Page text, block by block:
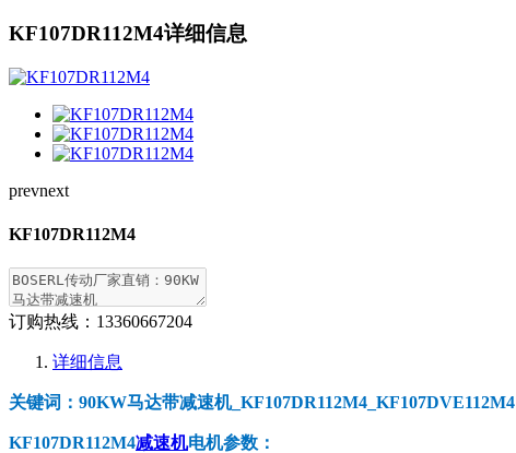
KF107DR112M4详细信息
prevnext
KF107DR112M4
订购热线： 13360667204
详细信息
关键词：90KW马达带减速机_KF107DR112M4_KF107DVE112M4
KF107DR112M4减速机电机参数：